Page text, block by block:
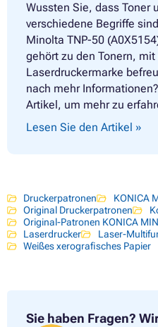
Wussten Sie, dass Toner
verschiedene Begriffe
Minolta TNP-50
gehört zu den Tonern, mit
Laserdruckermarke
nach mehr
Artikel, um mehr zu
Lesen Sie den Artikel »
Druckerpatronen
KONICA
Original Druckerpatronen
Original-Patronen KONICA
Laserdrucker
Laser-
Weißes xerografisches Papier
Sie haben Fragen?